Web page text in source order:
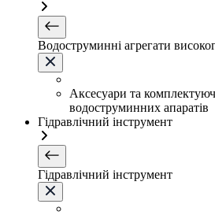
Водоструминні агрегати
Аксесуари та
водоструминних апаратів
Гідравлічний інструмент
Гідравлічний інструмент